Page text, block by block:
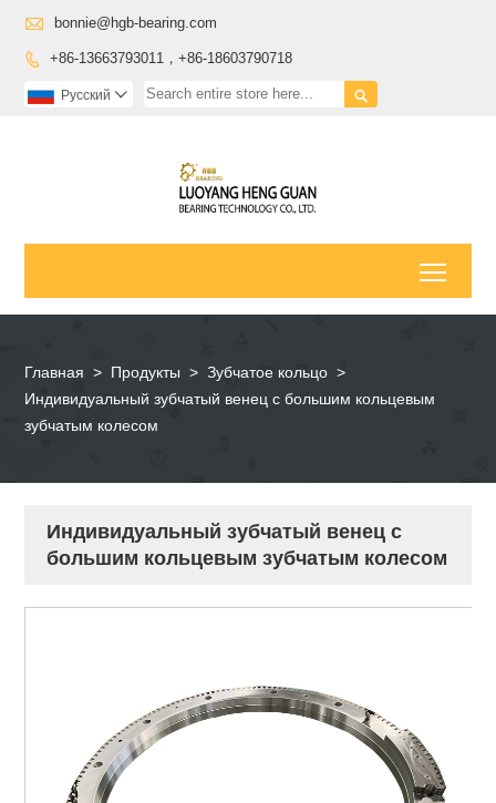
 bonnie@hgb-bearing.com
 +86-13663793011，+86-18603790718

Pусский 
Главная > Продукты > Зубчатое кольцо >
Индивидуальный зубчатый венец с большим кольцевым
зубчатым колесом
Индивидуальный зубчатый венец с
большим кольцевым зубчатым колесом